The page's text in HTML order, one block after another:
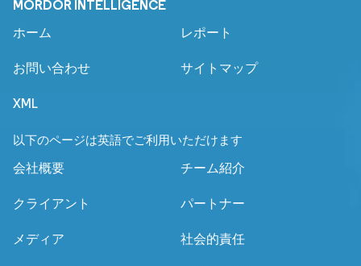
MORDOR INTELLIGENCE
ホーム レポート
お問い合わせ サイトマップ
XML
以下のページは英語でご利用いただけます
会社概要 チーム紹介
クライアント パートナー
メディア 社会的責任